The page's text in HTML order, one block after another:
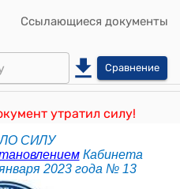
Ссылающиеся документы
Сравнение
утратил силу!